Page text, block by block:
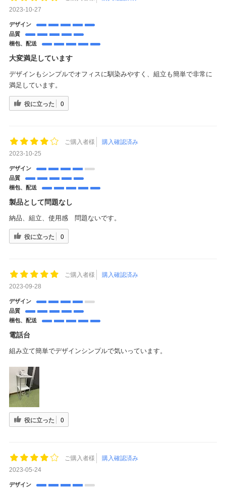
2023-10-27
デザイン
品質
梱包、配送
大変満足しています
デザインもシンプルでオフィスに馴染みやすく、組立も簡単で非常に
満足しています。
役に立った 0
ご購入者様
購入確認済み
2023-10-25
デザイン
品質
梱包、配送
製品として問題なし
納品、組立、使用感 問題ないです。
役に立った 0
ご購入者様
購入確認済み
2023-09-28
デザイン
品質
梱包、配送
電話台
組み立て簡単でデザインシンプルで気いっています。
役に立った 0
ご購入者様
購入確認済み
2023-05-24
デザイン